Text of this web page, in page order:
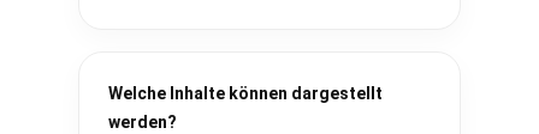
Welche Inhalte können dargestellt
werden?